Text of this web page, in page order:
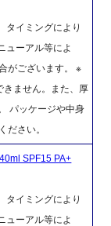
タイミングにより
ューアル等によ
がございます。 ※
きません。また、厚
パッケージや中身
ださい。
SPF15 PA+
タイミングにより
ューアル等によ